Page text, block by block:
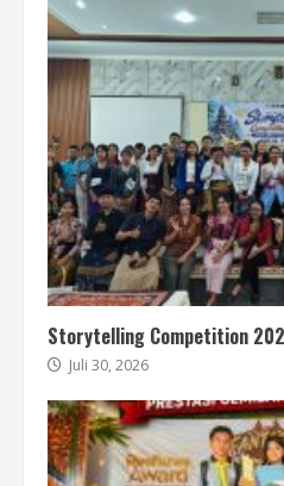
Storytelling Competition
Juli 30, 2026